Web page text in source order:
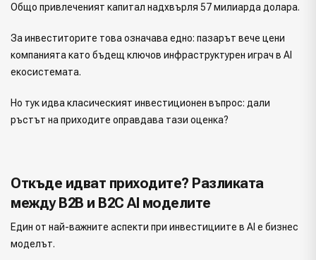
Общо привлеченият капитал надхвърля 57 милиарда долара.
За инвеститорите това означава едно: пазарът вече цени
компанията като бъдещ ключов инфраструктурен играч в AI
екосистемата.
Но тук идва класическият инвестиционен въпрос: дали
ръстът на приходите оправдава тази оценка?
Откъде идват приходите? Разликата
между B2B и B2C AI моделите
Един от най-важните аспекти при инвестициите в AI е бизнес
моделът.